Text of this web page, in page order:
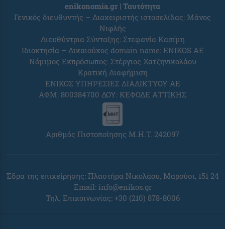
enikonomia.gr | Ταυτότητα
Γενικός διευθυντής – Διαχειριστής ιστοσελίδας: Μάνος
Νιφλής
Διευθύντρια Σύνταξης: Στεφανία Κασίμη
Ιδιοκτησία – Δικαιούχος domain name: ENIKOS AE
Νόμιμος Εκπρόσωπος: Στέργιος Χατζηνικολάου
Κρατική Διαφήμιση
ΕΝΙΚΟΣ ΥΠΗΡΕΣΙΕΣ ΔΙΑΔΙΚΤΥΟΥ ΑΕ
ΑΦΜ: 800384700 ΔΟΥ: ΚΕΦΟΔΕ ΑΤΤΙΚΗΣ
Αριθμός Πιστοποίησης Μ.Η.Τ. 242097
Έδρα της επιχείρησης: Πλαστήρα Νικολάου, Μαρούσι, 151 24
Email: info@enikos.gr
Τηλ. Επικοινωνίας: +30 (210) 878-8006